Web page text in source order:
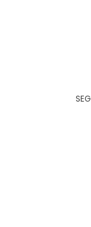
SEG